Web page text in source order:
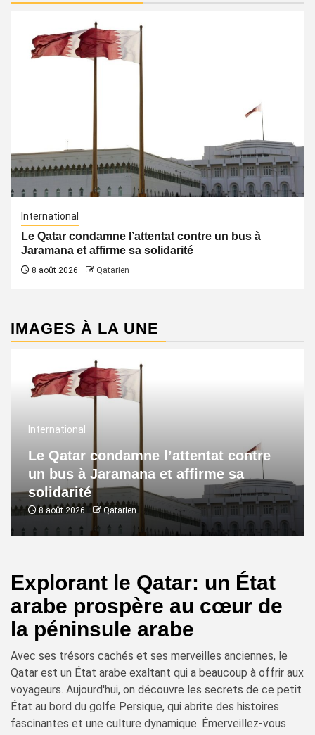
International
Le Qatar condamne l’attentat contre un bus à
Jaramana et affirme sa solidarité
8 août 2026 Qatarien
IMAGES À LA UNE
International
Le Qatar condamne l’attentat contre
un bus à Jaramana et affirme sa
solidarité
8 août 2026 Qatarien
Explorant le Qatar: un État
arabe prospère au cœur de
la péninsule arabe
Avec ses trésors cachés et ses merveilles anciennes, le
Qatar est un État arabe exaltant qui a beaucoup à offrir aux
voyageurs. Aujourd'hui, on découvre les secrets de ce petit
État au bord du golfe Persique, qui abrite des histoires
fascinantes et une culture dynamique. Émerveillez-vous